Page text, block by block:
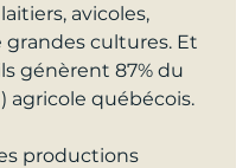
avicoles,
grandes cultures. Et
génèrent 87% du
agricole québécois.
productions